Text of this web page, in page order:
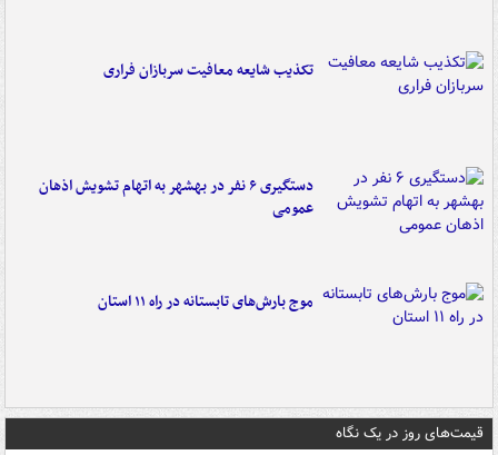
تکذیب شایعه معافیت سربازان فراری
دستگیری ۶ نفر در بهشهر به اتهام تشویش اذهان
عمومی
موج بارش‌های تابستانه در راه ۱۱ استان
قیمت‌های روز در یک نگاه